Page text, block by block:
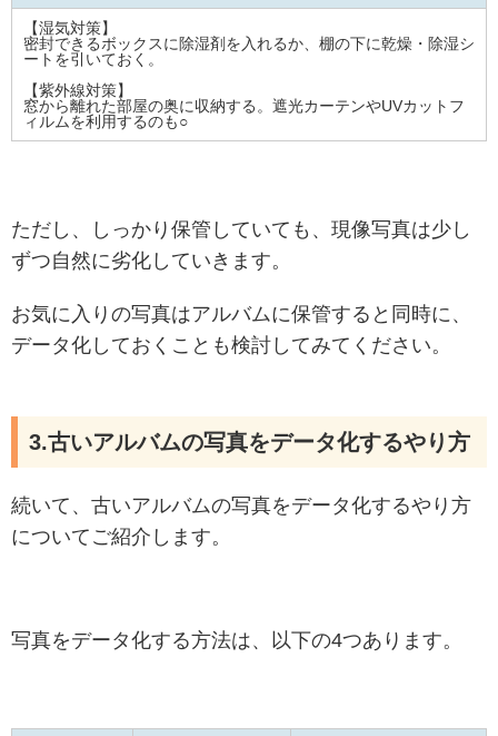
【湿気対策】
密封できるボックスに除湿剤を入れるか、棚の下に乾燥・除湿シ
ートを引いておく。
【紫外線対策】
窓から離れた部屋の奥に収納する。遮光カーテンやUVカットフ
ィルムを利用するのも○
ただし、しっかり保管していても、現像写真は少し
ずつ自然に劣化していきます。
お気に入りの写真はアルバムに保管すると同時に、
データ化しておくことも検討してみてください。
3.古いアルバムの写真をデータ化するやり方
続いて、古いアルバムの写真をデータ化するやり方
についてご紹介します。
写真をデータ化する方法は、以下の4つあります。